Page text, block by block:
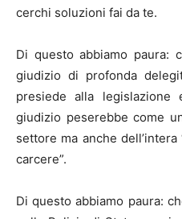
cerchi soluzioni fai da te.
Di questo abbiamo paura:
giudizio di profonda
presiede alla
giudizio peserebbe come
settore ma anche
carcere”.
Di questo abbiamo paura: